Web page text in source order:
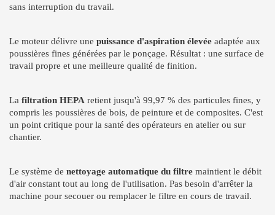
sans interruption du travail.
Le moteur délivre une puissance d'aspiration élevée adaptée aux
poussières fines générées par le ponçage. Résultat : une surface de
travail propre et une meilleure qualité de finition.
La filtration HEPA retient jusqu'à 99,97 % des particules fines, y
compris les poussières de bois, de peinture et de composites. C'est
un point critique pour la santé des opérateurs en atelier ou sur
chantier.
Le système de nettoyage automatique du filtre maintient le débit
d'air constant tout au long de l'utilisation. Pas besoin d'arrêter la
machine pour secouer ou remplacer le filtre en cours de travail.